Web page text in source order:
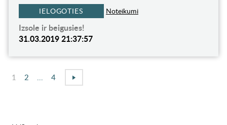
IELOGOTIES Noteikumi
Izsole ir beigusies!
31.03.2019 21:37:57
1 2 4